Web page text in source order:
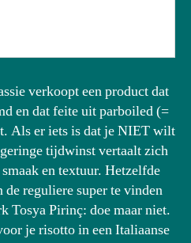
verkoopt een product dat
en dat feite uit parboiled (=
Als er iets is dat je NIET wilt
tijdwinst vertaalt zich
en textuur. Hetzelfde
de reguliere super te vinden
Tosya Pirinç: doe maar niet.
je risotto in een Italiaanse